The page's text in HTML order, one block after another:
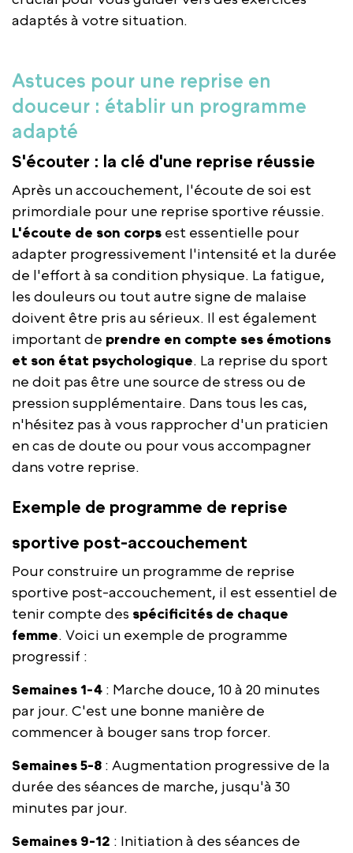
adaptés à votre situation.
Astuces pour une reprise en
douceur : établir un programme
adapté
S'écouter : la clé d'une reprise réussie
Après un accouchement, l'écoute de soi est
primordiale pour une reprise sportive réussie.
L'écoute de son corps est essentielle pour
adapter progressivement l'intensité et la durée
de l'effort à sa condition physique. La fatigue,
les douleurs ou tout autre signe de malaise
doivent être pris au sérieux. Il est également
important de prendre en compte ses émotions
et son état psychologique. La reprise du sport
ne doit pas être une source de stress ou de
pression supplémentaire. Dans tous les cas,
n'hésitez pas à vous rapprocher d'un praticien
en cas de doute ou pour vous accompagner
dans votre reprise.
Exemple de programme de reprise
sportive post-accouchement
Pour construire un programme de reprise
sportive post-accouchement, il est essentiel de
tenir compte des spécificités de chaque
femme. Voici un exemple de programme
progressif :
Semaines 1-4 : Marche douce, 10 à 20 minutes
par jour. C'est une bonne manière de
commencer à bouger sans trop forcer.
Semaines 5-8 : Augmentation progressive de la
durée des séances de marche, jusqu'à 30
minutes par jour.
Semaines 9-12 : Initiation à des séances de